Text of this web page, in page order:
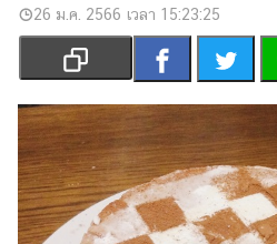
การ
เงิน
การ
ศึกษา
บันเทิง
รูปภาพ
26 ม.ค. 2566 เวลา 15:23:25